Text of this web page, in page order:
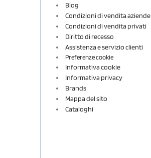
Blog
Condizioni di vendita aziende
Condizioni di vendita privati
Diritto di recesso
Assistenza e servizio clienti
Preferenze cookie
Informativa cookie
Informativa privacy
Brands
Mappa del sito
Cataloghi